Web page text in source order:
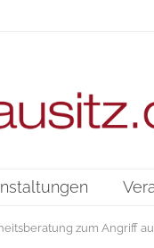
zum Angriff